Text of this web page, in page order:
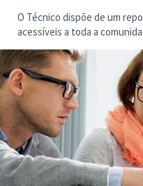
O Técnico dispõe de um
acessíveis a toda a